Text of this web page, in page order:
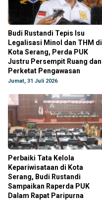
Budi Rustandi Tepis Isu
Legalisasi Minol dan THM di
Kota Serang, Perda PUK
Justru Persempit Ruang dan
Perketat Pengawasan
Jumat, 31 Juli 2026
Perbaiki Tata Kelola
Kepariwisataan di Kota
Serang, Budi Rustandi
Sampaikan Raperda PUK
Dalam Rapat Paripurna